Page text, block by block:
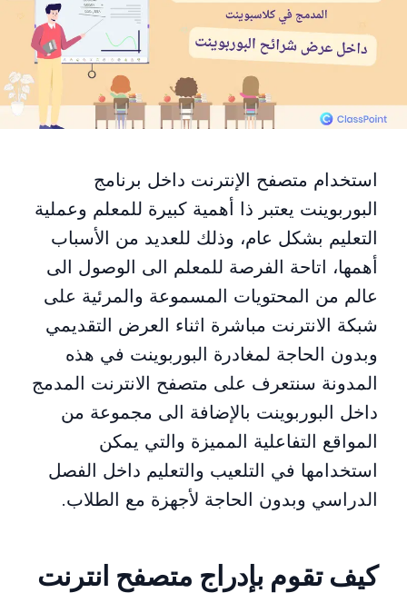
استخدام متصفح الإنترنت داخل برنامج
البوربوينت يعتبر ذا أهمية كبيرة للمعلم وعملية
التعليم بشكل عام، وذلك للعديد من الأسباب
أهمها، اتاحة الفرصة للمعلم الى الوصول الى
عالم من المحتويات المسموعة والمرئية على
شبكة الانترنت مباشرة اثناء العرض التقديمي
وبدون الحاجة لمغادرة البوربوينت في هذه
المدونة سنتعرف على متصفح الانترنت المدمج
داخل البوربوينت بالإضافة الى مجموعة من
المواقع التفاعلية المميزة والتي يمكن
استخدامها في التلعيب والتعليم داخل الفصل
الدراسي وبدون الحاجة لأجهزة مع الطلاب.
كيف تقوم بإدراج متصفح انترنت